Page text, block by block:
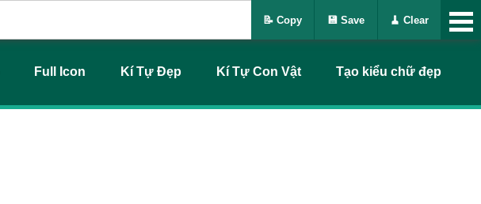
Full Icon Kí Tự Đẹp Kí Tự Con Vật Tạo kiểu chữ đẹp
📝 Copy 💾 Save 🧹 Clear